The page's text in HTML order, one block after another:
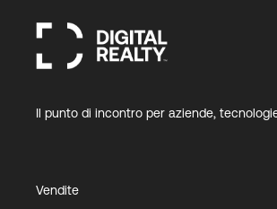
Il punto di incontro per aziende,
Vendite